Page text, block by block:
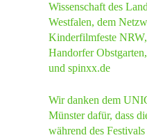
Wissenschaft des
Westfalen, dem
Kinderfilmfeste
Handorfer
und spinxx.de
Wir danken dem
Münster dafür, dass
während des